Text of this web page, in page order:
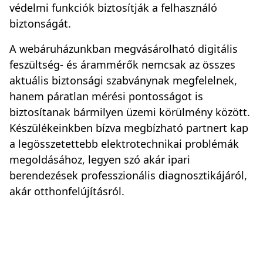
védelmi funkciók biztosítják a felhasználó
biztonságát.
A webáruházunkban megvásárolható digitális
feszültség- és árammérők nemcsak az összes
aktuális biztonsági szabványnak megfelelnek,
hanem páratlan mérési pontosságot is
biztosítanak bármilyen üzemi körülmény között.
Készülékeinkben bízva megbízható partnert kap
a legösszetettebb elektrotechnikai problémák
megoldásához, legyen szó akár ipari
berendezések professzionális diagnosztikájáról,
akár otthonfelújításról.